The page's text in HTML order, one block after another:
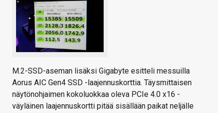
M.2-SSD-aseman lisäksi Gigabyte esitteli messuilla
Aorus AIC Gen4 SSD -laajennuskorttia. Täysmittaisen
näytönohjaimen kokoluokkaa oleva PCIe 4.0 x16 -
väyläinen laajennuskortti pitää sisällään paikat neljälle